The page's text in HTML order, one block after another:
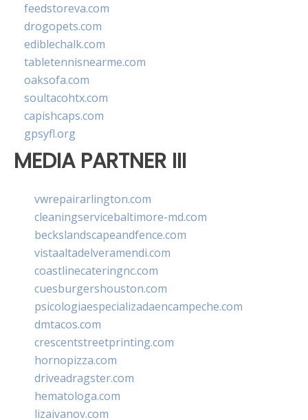
feedstoreva.com
drogopets.com
ediblechalk.com
tabletennisnearme.com
oaksofa.com
soultacohtx.com
capishcaps.com
gpsyfl.org
MEDIA PARTNER III
vwrepairarlington.com
cleaningservicebaltimore-md.com
beckslandscapeandfence.com
vistaaltadelveramendi.com
coastlinecateringnc.com
cuesburgershouston.com
psicologiaespecializadaencampeche.com
dmtacos.com
crescentstreetprinting.com
hornopizza.com
driveadragster.com
hematologa.com
lizaivanov.com